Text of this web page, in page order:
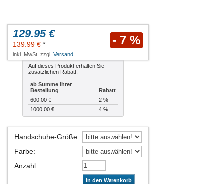
129.95 €
139.99 € * - 7 %
inkl. MwSt. zzgl. Versand
Auf dieses Produkt erhalten Sie
zusätzlichen Rabatt:
ab Summe Ihrer
Bestellung
Rabatt
600.00 €
2 %
1000.00 €
4 %
Handschuhe-Größe:
Farbe:
Anzahl:
In den Warenkorb